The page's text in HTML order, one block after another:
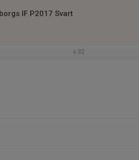
IF P2017 Svart
v.32